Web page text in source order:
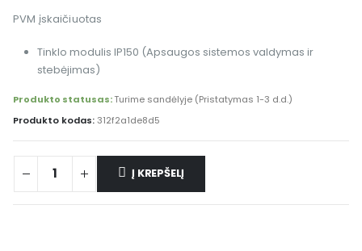
PVM įskaičiuotas
Tinklo modulis IP150 (Apsaugos sistemos valdymas ir
stebėjimas)
Produkto statusas:Turime sandėlyje (Pristatymas 1-3 d.d.)
Produkto kodas:312f2a1de8d5
Į KREPŠELĮ